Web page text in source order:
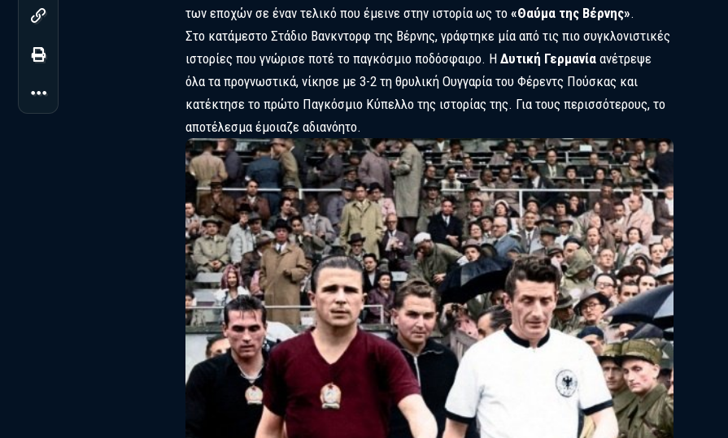
των εποχών σε έναν τελικό που έμεινε στην ιστορία ως το «Θαύμα της Βέρνης».
Στο κατάμεστο Στάδιο Βανκντορφ της Βέρνης, γράφτηκε μία από τις πιο συγκλονιστικές
ιστορίες που γνώρισε ποτέ το παγκόσμιο ποδόσφαιρο. Η Δυτική Γερμανίαανέτρεψε
όλα τα προγνωστικά, νίκησε με 3-2 τη θρυλική Ουγγαρία του Φέρεντς Πούσκας και
κατέκτησε το πρώτο Παγκόσμιο Κύπελλο της ιστορίας της. Για τους περισσότερους, το
αποτέλεσμα έμοιαζε αδιανόητο.